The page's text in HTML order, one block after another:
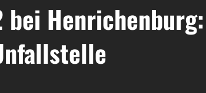
Henrichenburg: